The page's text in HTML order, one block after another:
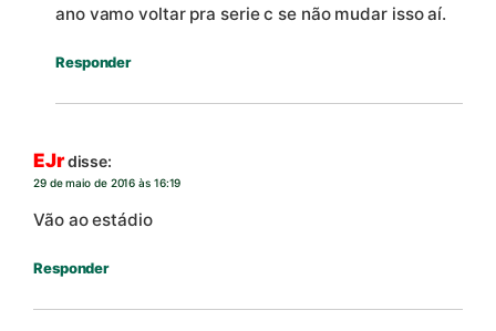
ano vamo voltar pra serie c se não mudar isso aí.
Responder
EJrdisse:
29 de maio de 2016 às 16:19
Vão ao estádio
Responder